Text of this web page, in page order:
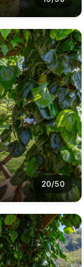
20/50